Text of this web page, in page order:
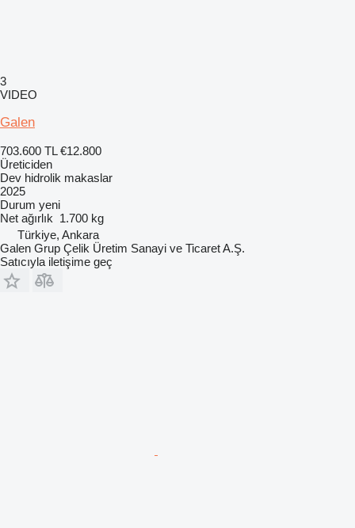
3
VIDEO
Galen
703.600 TL €12.800
Üreticiden
Dev hidrolik makaslar
2025
Durum yeni
Net ağırlık 1.700 kg
Türkiye, Ankara
Galen Grup Çelik Üretim Sanayi ve Ticaret A.Ş.
Satıcıyla iletişime geç